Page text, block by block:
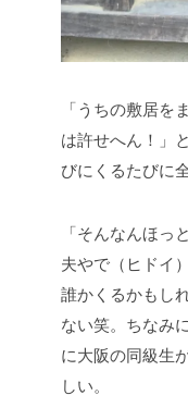
「うちの敷居を
は許せへん！」
びにくるたびに
「そんなんほっ
夫やで（ヒドイ
誰かくるかもし
ない笑。ちなみ
に大阪の同級生
しい。